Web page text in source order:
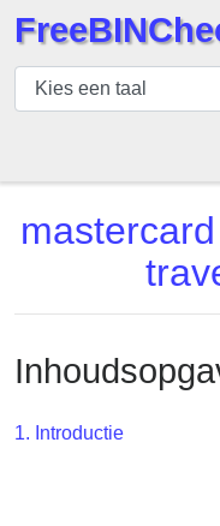
BIN
Controleur
BIN
Aantal
API
BIN
Generator
BIN
Checker
1. Introductie